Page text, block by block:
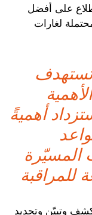
على أفضل
لغارات
تستهدف
أهميةً
المسيّرة
للمراقبة
وتبيّن وتحديد